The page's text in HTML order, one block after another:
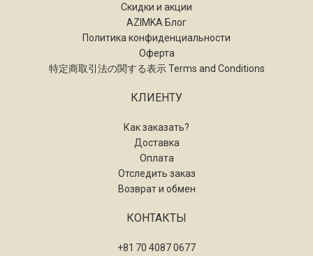
Скидки и акции
AZIMKA Блог
Политика конфиденциальности
Оферта
特定商取引法の関する表示 Terms and Conditions
КЛИЕНТУ
Как заказать?
Доставка
Оплата
Отследить заказ
Возврат и обмен
КОНТАКТЫ
+81 70 4087 0677